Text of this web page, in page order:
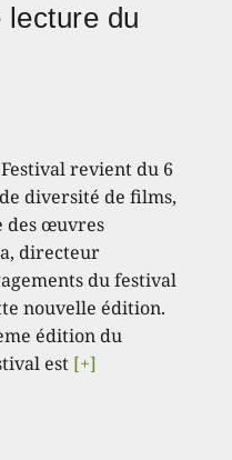
du
revient du 6
diversité de films,
des œuvres
directeur
du festival
nouvelle édition.
édition du
est [+]